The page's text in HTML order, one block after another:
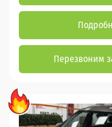
Перезвоним